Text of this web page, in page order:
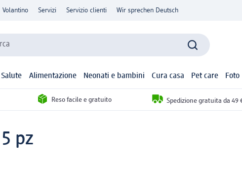
Volantino Servizi Servizio clienti Wir sprechen Deutsch
Salute Alimentazione Neonati e bambini Cura casa Pet care Foto
Reso facile e gratuito Spedizione gratuita da 49
pz